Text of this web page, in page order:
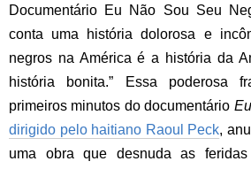
Documentário Eu Não Sou Seu
conta uma história dolorosa e
negros na América é a história da
história bonita.” Essa poderosa
primeiros minutos do documentário
dirigido pelo haitiano Raoul Peck,
uma obra que desnuda as